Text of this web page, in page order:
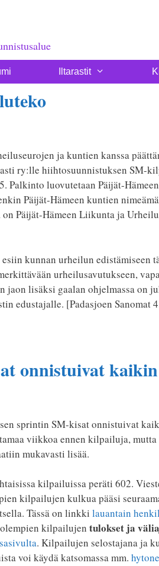
Iltarastit
ja kuntien kanssa
ry:lle hiihtosuunnistuksen SM-
Palkinto luovutetaan Päijät-
Päijät-Hämeen kuntien
Päijät-Hämeen Liikunta ja
kunnan urheilun edistämiseen
urheilusavutukseen,
jaon lisäksi gaalan ohjelmassa on
edustajalle. [Padasjoen Sanomat
onnistuivat
sprintin SM-kisat onnistuivat
viikkoa ennen kilpailuja,
mukavasti lisää.
kilpailuissa peräti 602.
kilpailujen kulkua pääsi
Tässä on linkki lauantain
kilpailujen tulokset ja
. Kilpailujen selostajana ja
voi käydä katsomassa mm.